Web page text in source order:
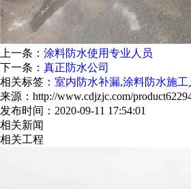
上一条： 涂料防水使用专业人员
下一条： 真正防水公司
相关标签： 室内防水补漏,涂料防水施工
来源：http://www.cdjzjc.com/
发布时间：2020-09-11 17:54:01
相关新闻
相关工程